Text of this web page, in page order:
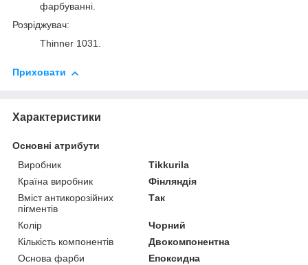
фарбуванні.
Розріджувач:
Thinner 1031.
Приховати
Характеристики
Основні атрибути
Виробник
Tikkurila
Країна виробник
Фінляндія
Вміст антикорозійних
пігментів
Так
Колір
Чорний
Кількість компонентів
Двокомпонентна
Основа фарби
Епоксидна